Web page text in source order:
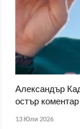
Александър
остър
13 Юли 2026